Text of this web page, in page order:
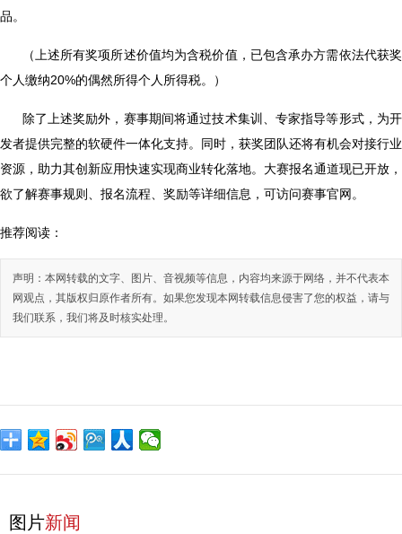
品。
（上述所有奖项所述价值均为含税价值，已包含承办方需依法代获奖
个人缴纳20%的偶然所得个人所得税。）
除了上述奖励外，赛事期间将通过技术集训、专家指导等形式，为开
发者提供完整的软硬件一体化支持。同时，获奖团队还将有机会对接行业
资源，助力其创新应用快速实现商业转化落地。大赛报名通道现已开放，
欲了解赛事规则、报名流程、奖励等详细信息，可访问赛事官网。
推荐阅读：
声明：本网转载的文字、图片、音视频等信息，内容均来源于网络，并不代表本
网观点，其版权归原作者所有。如果您发现本网转载信息侵害了您的权益，请与
我们联系，我们将及时核实处理。
图片新闻